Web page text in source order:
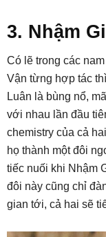
3. Nhậm
Có lẽ trong các
Vận từng hợp tác
Luân là bùng nổ,
với nhau lần đầu
chemistry của cả
họ thành một đôi
tiếc nuối khi Nhậm
đôi này cũng chỉ
gian tới, cả hai sẽ